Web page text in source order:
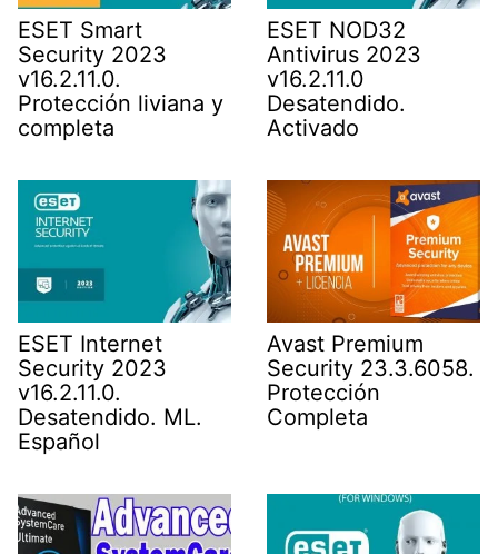
ESET Smart
Security 2023
v16.2.11.0.
Protección liviana y
completa
ESET NOD32
Antivirus 2023
v16.2.11.0
Desatendido.
Activado
ESET Internet
Security 2023
v16.2.11.0.
Desatendido. ML.
Español
Avast Premium
Security 23.3.6058.
Protección
Completa